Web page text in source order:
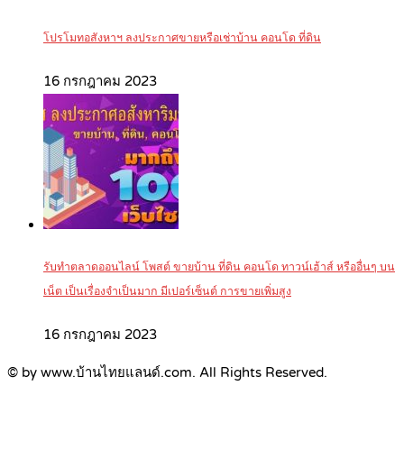
โปรโมทอสังหาฯ ลงประกาศขายหรือเช่าบ้าน คอนโด ที่ดิน
16 กรกฎาคม 2023
รับทำตลาดออนไลน์ โพสต์ ขายบ้าน ที่ดิน คอนโด ทาวน์เฮ้าส์ หรืออื่นๆ บน
เน็ต เป็นเรื่องจำเป็นมาก มีเปอร์เซ็นต์ การขายเพิ่มสูง
16 กรกฎาคม 2023
© by www.บ้านไทยแลนด์.com. All Rights Reserved.